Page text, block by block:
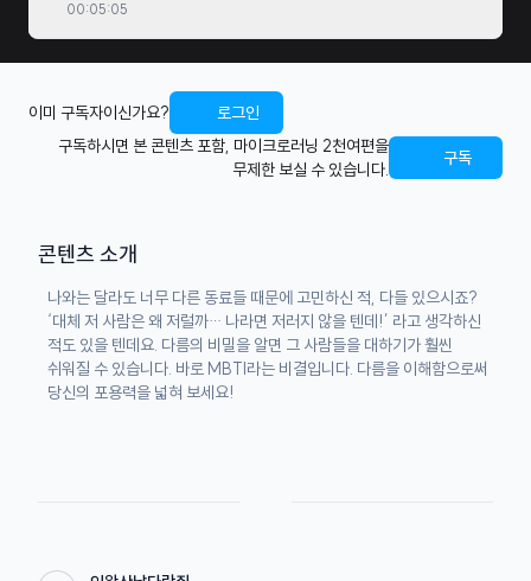
00:05:05
이미 구독자이신가요?
로그인
구독하시면 본 콘텐츠 포함, 마이크로러닝 2천여편을
무제한 보실 수 있습니다.
구독
콘텐츠 소개
나와는 달라도 너무 다른 동료들 때문에 고민하신 적, 다들 있으시죠?
‘대체 저 사람은 왜 저럴까… 나라면 저러지 않을 텐데!’ 라고 생각하신
적도 있을 텐데요. 다름의 비밀을 알면 그 사람들을 대하기가 훨씬
쉬워질 수 있습니다. 바로 MBTI라는 비결입니다. 다름을 이해함으로써
당신의 포용력을 넓혀 보세요!